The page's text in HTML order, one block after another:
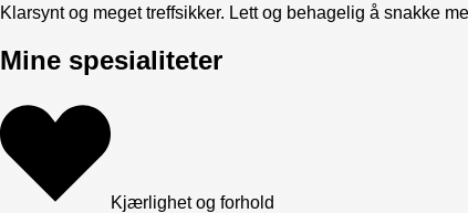
Klarsynt og meget treffsikker. Lett og behagelig å snakke
Mine spesialiteter
Kjærlighet og forhold